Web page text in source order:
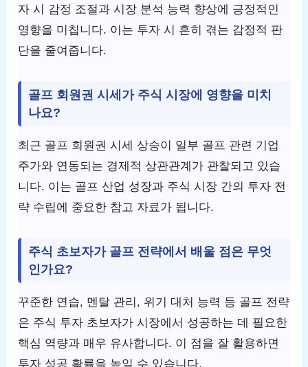
자 시 감정 조절과 시장 분석 능력 향상에 긍정적인
영향을 미칩니다. 이는 투자 시 흔히 겪는 감정적 판
단을 줄여줍니다.
골프 회원권 시세가 주식 시장에 영향을 미치
나요?
최근 골프 회원권 시세 상승이 일부 골프 관련 기업
주가와 연동되는 경제적 상관관계가 관찰되고 있습
니다. 이는 골프 산업 성장과 주식 시장 간의 투자 전
략 수립에 중요한 참고 자료가 됩니다.
주식 초보자가 골프 전략에서 배울 점은 무엇
인가요?
꾸준한 연습, 멘탈 관리, 위기 대처 능력 등 골프 전략
은 주식 투자 초보자가 시장에서 성공하는 데 필요한
핵심 역량과 매우 유사합니다. 이 점을 잘 활용하면
투자 성공 확률을 높일 수 있습니다.